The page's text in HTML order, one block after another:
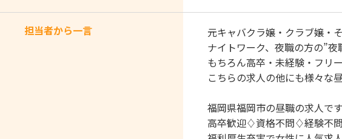
担当者から一言
元キャバクラ嬢・クラブ嬢・
ナイトワーク、夜職の方の”
もちろん高卒・未経験・フリ
こちらの求人の他にも様々な
福岡県福岡市の昼職の求人です
高卒歓迎♢資格不問♢経験不